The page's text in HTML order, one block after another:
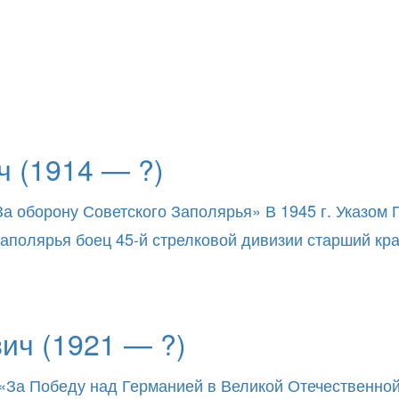
(1914 — ?)
Советского Заполярья» В 1945 г.
боец 45-й стрелковой дивизии старший
(1921 — ?)
Победу над Германией в Великой